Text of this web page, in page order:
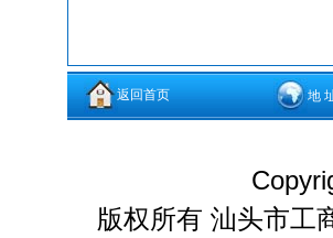
返回首页 地
版权所有 汕头市工